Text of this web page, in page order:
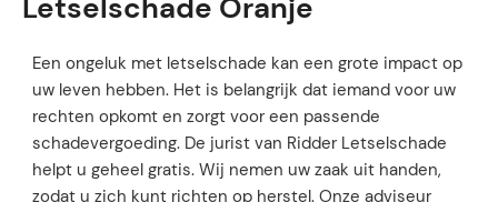
Letselschade Oranje
Een ongeluk met letselschade kan een grote impact op
uw leven hebben. Het is belangrijk dat iemand voor uw
rechten opkomt en zorgt voor een passende
schadevergoeding. De jurist van Ridder Letselschade
helpt u geheel gratis. Wij nemen uw zaak uit handen,
zodat u zich kunt richten op herstel. Onze adviseur